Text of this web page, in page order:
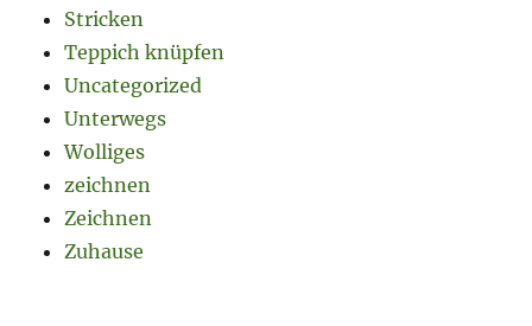
Stricken
Teppich knüpfen
Uncategorized
Unterwegs
Wolliges
zeichnen
Zeichnen
Zuhause